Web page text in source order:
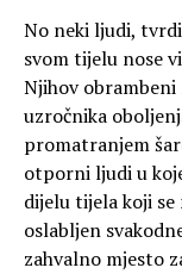
No neki ljudi,
svom tijelu nose
Njihov obrambeni
uzročnika
promatranjem
otporni ljudi u
dijelu tijela koji
oslabljen
zahvalno mjesto